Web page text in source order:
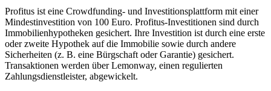
Profitus ist eine Crowdfunding- und Investitionsplattform mit einer
Mindestinvestition von 100 Euro. Profitus-Investitionen sind durch
Immobilienhypotheken gesichert. Ihre Investition ist durch eine erste
oder zweite Hypothek auf die Immobilie sowie durch andere
Sicherheiten (z. B. eine Bürgschaft oder Garantie) gesichert.
Transaktionen werden über Lemonway, einen regulierten
Zahlungsdienstleister, abgewickelt.